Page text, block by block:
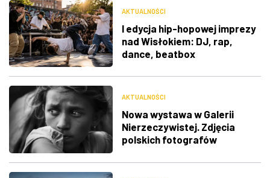
AKTUALNOŚCI
I edycja hip-hopowej imprezy
nad Wisłokiem: DJ, rap,
dance, beatbox
AKTUALNOŚCI
Nowa wystawa w Galerii
Nierzeczywistej. Zdjęcia
polskich fotografów